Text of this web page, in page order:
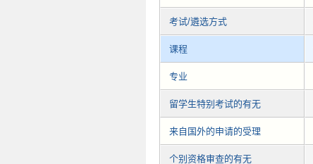
考试/遴选方式
课程
专业
留学生特别考试的有无
来自国外的申请的受理
个别资格审查的有无